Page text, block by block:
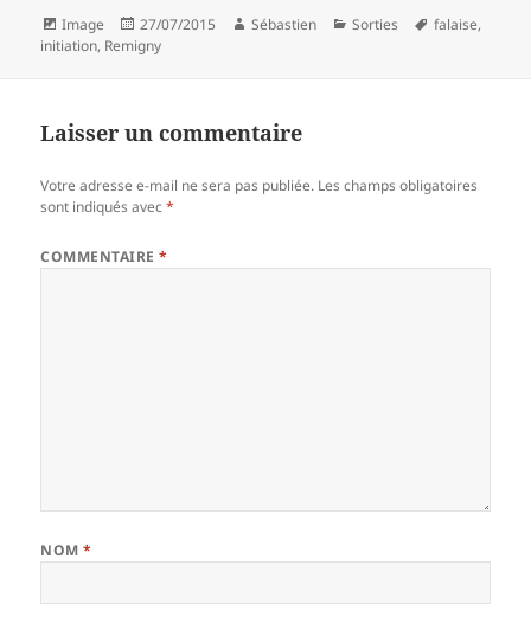
Format
Image
Publié
le
27/07/2015 Auteur
Sébastien Catégories
Sorties
Mots-
falaise,
initiation, Remigny
Laisser un commentaire
Votre adresse e-mail ne sera pas publiée. Les champs obligatoires
sont indiqués avec*
COMMENTAIRE*
NOM*